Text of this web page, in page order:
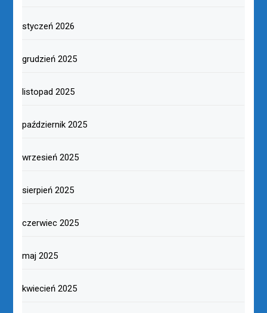
styczeń 2026
grudzień 2025
listopad 2025
październik 2025
wrzesień 2025
sierpień 2025
czerwiec 2025
maj 2025
kwiecień 2025